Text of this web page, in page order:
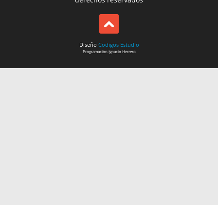
Diseño Codigos Estudio
ProgramaciónIgnacio Herrero